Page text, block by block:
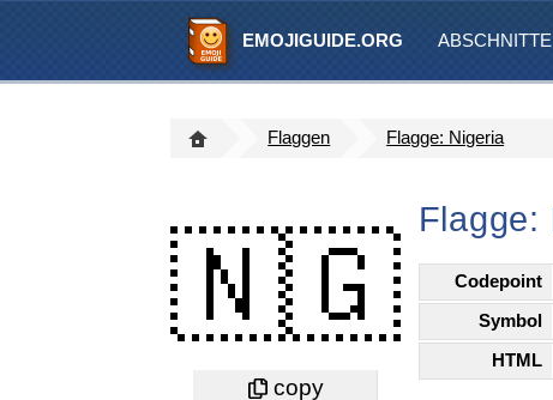
EMOJIGUIDE.ORG ABSCHNITTE
Flaggen Flagge: Nigeria
🇳🇬
Flagge:
Codepoint
Symbol
HTML